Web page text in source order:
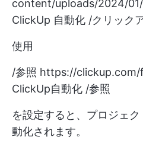
content/uploads/2024/
ClickUp 自動化 /クリック
使用
/参照 https://
ClickUp自動化 /参照
を設定すると、プロジェ
動化されます。